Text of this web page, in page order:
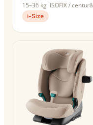
15–36 kg ISOFIX / centură
i-Size